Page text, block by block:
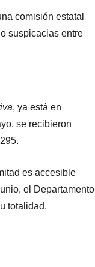
comisión estatal
suspicacias entre
, ya está en
se recibieron
es accesible
el Departamento
totalidad.